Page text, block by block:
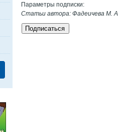
Параметры подписки:
Статьи автора: Фадеичева М.
Подписаться